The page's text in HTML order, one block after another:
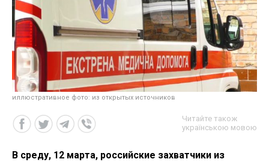
иллюстративное фото: из открытых источников
Читайте також
українською мовою
В среду, 12 марта, российские захватчики из